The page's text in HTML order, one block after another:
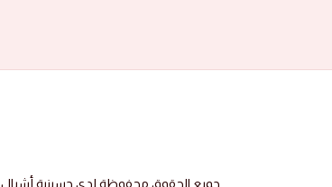
جميع الحقوق محفوظة لدى حسينية أشبال